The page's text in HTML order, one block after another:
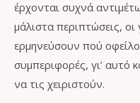
έρχονται συχνά
μάλιστα περιπτώσεις,
ερμηνεύσουν πού
συμπεριφορές, γι’ αυτό
να τις χειριστούν.